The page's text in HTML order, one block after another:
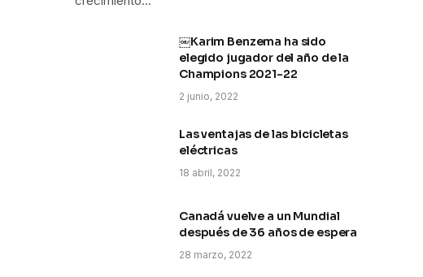
￼Karim Benzema ha sido
elegido jugador del año de la
Champions 2021-22
2 junio, 2022
Las ventajas de las bicicletas
eléctricas
18 abril, 2022
Canadá vuelve a un Mundial
después de 36 años de espera
28 marzo, 2022